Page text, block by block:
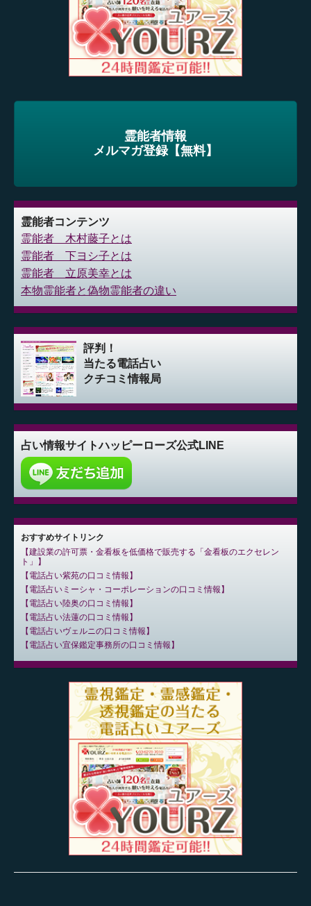
霊能者情報
メルマガ登録【無料】
霊能者コンテンツ
霊能者 木村藤子とは
霊能者 下ヨシ子とは
霊能者 立原美幸とは
本物霊能者と偽物霊能者の違い
評判！
当たる電話占い
クチコミ情報局
占い情報サイトハッピーローズ公式LINE
おすすめサイトリンク
建設業の許可票・金看板を低価格で販売する「金看板のエクセレン
ト」
電話占い紫苑の口コミ情報
電話占いミーシャ・コーポレーションの口コミ情報
電話占い陸奥の口コミ情報
電話占い法蓮の口コミ情報
電話占いヴェルニの口コミ情報
電話占い宜保鑑定事務所の口コミ情報